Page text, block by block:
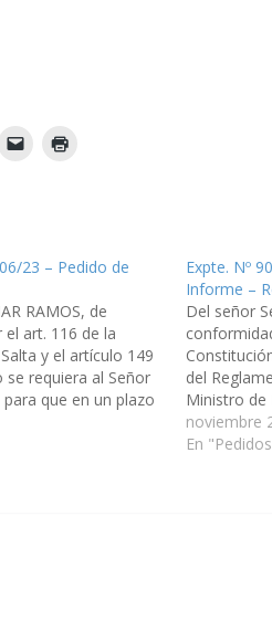
23 – Pedido de
RAMOS, de
art. 116 de la
y el artículo 149
se requiera al Señor
que en un plazo
Expte. Nº
Informe –
Del señor
del
Ministro de
para que
noviembre
En